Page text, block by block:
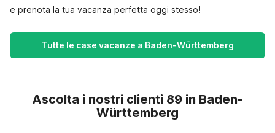
e prenota la tua vacanza perfetta oggi stesso!
Tutte le case vacanze a Baden-Württemberg
Ascolta i nostri clienti 89 in Baden-
Württemberg